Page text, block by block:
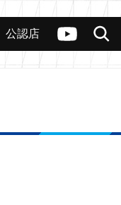
ヴァンガードch
検索
公認店舗 その他
公認店